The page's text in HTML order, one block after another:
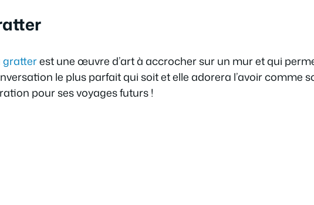
gratterest une œuvre d’art à accrocher sur un mur et qui
le plus parfait qui soit et elle adorera l’avoir comme
pour ses voyages futurs !